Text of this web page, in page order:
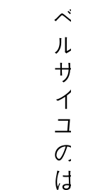
ベ
ル
サ
イ
ユ
の
ば